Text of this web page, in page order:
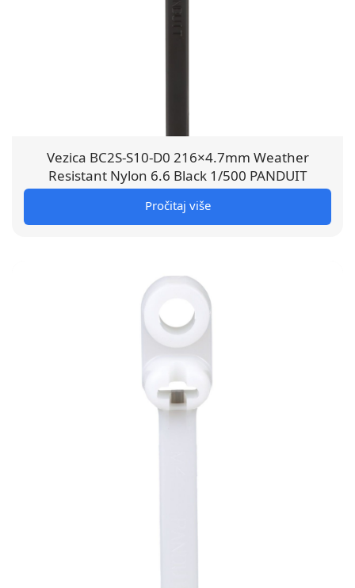
Vezica BC2S-S10-D0 216×4.7mm Weather
Resistant Nylon 6.6 Black 1/500 PANDUIT
Pročitaj više